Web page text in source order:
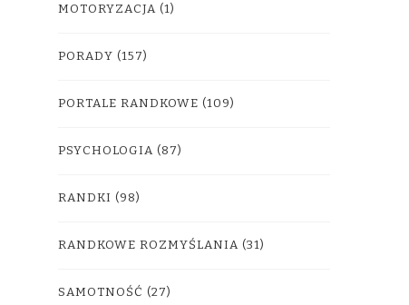
MOTORYZACJA (1)
PORADY (157)
PORTALE RANDKOWE (109)
PSYCHOLOGIA (87)
RANDKI (98)
RANDKOWE ROZMYŚLANIA (31)
SAMOTNOŚĆ (27)